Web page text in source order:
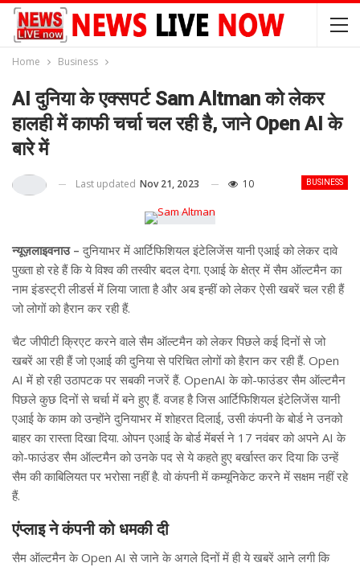
Home Business
AI दुनिया के एक्सपर्ट Sam Altman को लेकर
हालही में काफी चर्चा चल रही है, जाने Open AI के
बारे में
BUSINESS
Last updated Nov 21, 2023 10
न्यूज़लाइवनाउ –दुनियाभर में आर्टिफिशियल इंटेलिजेंस यानी एआई को लेकर दावे
पुख्ता हो रहे हैं कि ये विश्व की तस्वीर बदल देगा. एआई के क्षेत्र में सैम ऑल्टमैन का
नाम इंडस्ट्री लीडर्स में लिया जाता है और अब इन्हीं को लेकर ऐसी खबरें चल रही हैं
जो लोगों को हैरान कर रही हैं.
चैट जीपीटी क्रिएट करने वाले सैम ऑल्टमैन को लेकर पिछले कई दिनों से जो
खबरें आ रही हैं जो एआई की दुनिया से परिचित लोगों को हैरान कर रही हैं. Open
AI में हो रही उठापटक पर सबकी नजरें हैं. OpenAI के को-फाउंडर सैम ऑल्टमैन
पिछले कुछ दिनों से चर्चा में बने हुए हैं. वजह है जिस आर्टिफिशियल इंटेलिजेंस यानी
एआई के काम को उन्होंने दुनियाभर में शोहरत दिलाई, उसी कंपनी के बोर्ड ने उनको
बाहर का रास्ता दिखा दिया. ओपन एआई के बोर्ड मेंबर्स ने 17 नवंबर को अपने AI के
को-फाउंडर सैम ऑल्टमैन को उनके पद से ये कहते हुए बर्खास्त कर दिया कि उन्हें
सैम की काबिलियत पर भरोसा नहीं है. वो कंपनी में कम्यूनिकेट करने में सक्षम नहीं रहे
हैं.
एंप्लाइ ने कंपनी को धमकी दी
सैम ऑल्टमैन के Open AI से जाने के अगले दिनों में ही ये खबरें आने लगी कि